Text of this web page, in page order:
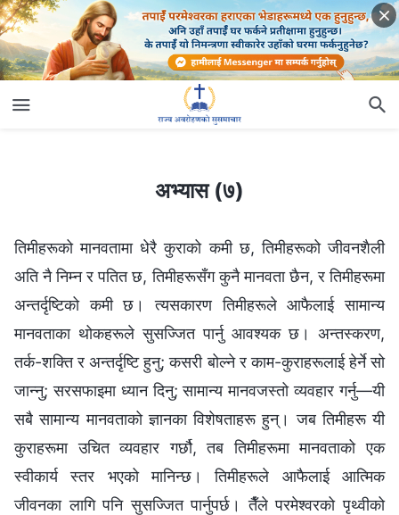
अभ्यास (७)
तिमीहरूको मानवतामा धेरै कुराको कमी छ, तिमीहरूको जीवनशैली
अति नै निम्न र पतित छ, तिमीहरूसँग कुनै मानवता छैन, र तिमीहरूमा
अन्तर्दृष्टिको कमी छ। त्यसकारण तिमीहरूले आफैलाई सामान्य
मानवताका थोकहरूले सुसज्जित पार्नु आवश्यक छ। अन्तस्करण,
तर्क-शक्ति र अन्तर्दृष्टि हुनु; कसरी बोल्ने र काम-कुराहरूलाई हेर्ने सो
जान्नु; सरसफाइमा ध्यान दिनु; सामान्य मानवजस्तो व्यवहार गर्नु—यी
सबै सामान्य मानवताको ज्ञानका विशेषताहरू हुन्। जब तिमीहरू यी
कुराहरूमा उचित व्यवहार गर्छौ, तब तिमीहरूमा मानवताको एक
स्वीकार्य स्तर भएको मानिन्छ। तिमीहरूले आफैलाई आत्मिक
जीवनका लागि पनि सुसज्जित पार्नुपर्छ। तैँले परमेश्‍वरको पृथ्वीको